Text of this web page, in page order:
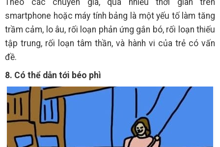
Theo các chuyên gia, quá nhiều thời gian trên
smartphone hoặc máy tính bảng là một yếu tố làm tăng
trầm cảm, lo âu, rối loạn phản ứng gắn bó, rối loạn thiếu
tập trung, rối loạn tâm thần, và hành vi của trẻ có vấn
đề.
8. Có thể dẫn tới béo phì